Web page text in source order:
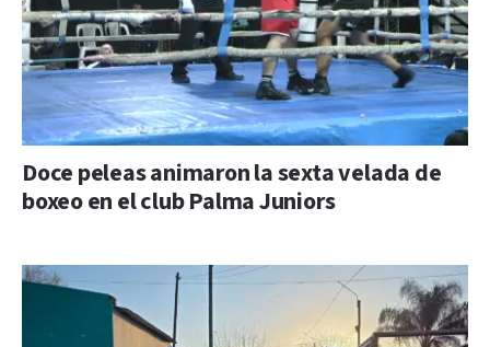
Doce peleas animaron la sexta velada de
boxeo en el club Palma Juniors